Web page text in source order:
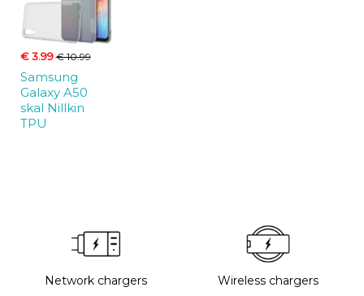
€ 3.99€ 10.99
Samsung
Galaxy A50
skal Nillkin
TPU
Network chargers Wireless chargers